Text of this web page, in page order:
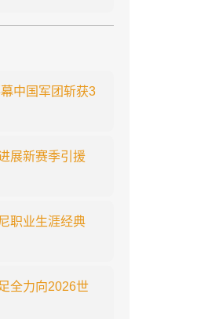
中国军团斩获3
展新赛季引援
职业生涯经典
全力向2026世